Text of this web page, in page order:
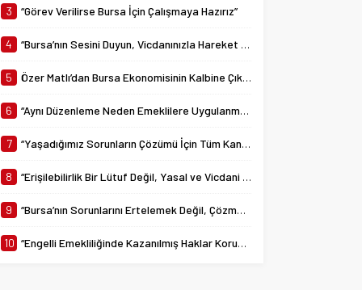
yürürlüğe giren 7538...
3 “Görev Verilirse Bursa İçin Çalışmaya Hazırız”
4 “Bursa’nın Sesini Duyun, Vicdanınızla Hareket Edin”
5 Özer Matlı’dan Bursa Ekonomisinin Kalbine Çıkarma
6 “Aynı Düzenleme Neden Emeklilere Uygulanmadı?”
7 “Yaşadığımız Sorunların Çözümü İçin Tüm Kanalları Denedik”
8 “Erişilebilirlik Bir Lütuf Değil, Yasal ve Vicdani Bir Sorumluluktur”
9 “Bursa’nın Sorunlarını Ertelemek Değil, Çözmek İçin Yola Çıktık”
10 “Engelli Emekliliğinde Kazanılmış Haklar Korunmalı, Belirsizlikler Son Bulmalı”